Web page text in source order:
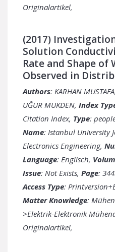
Originalartikel,
(2017)
Solution
Rate and Shape of
Observed in
Authors: KARHAN
UĞUR MUKDEN, Index
Citation Index, Type:
Name: Istanbul University
Electronics Engineering,
Language: Englisch,
Issue: Not Exists, Page:
Access Type:
Matter Knowledge:
>Elektrik-Elektronik
Originalartikel,